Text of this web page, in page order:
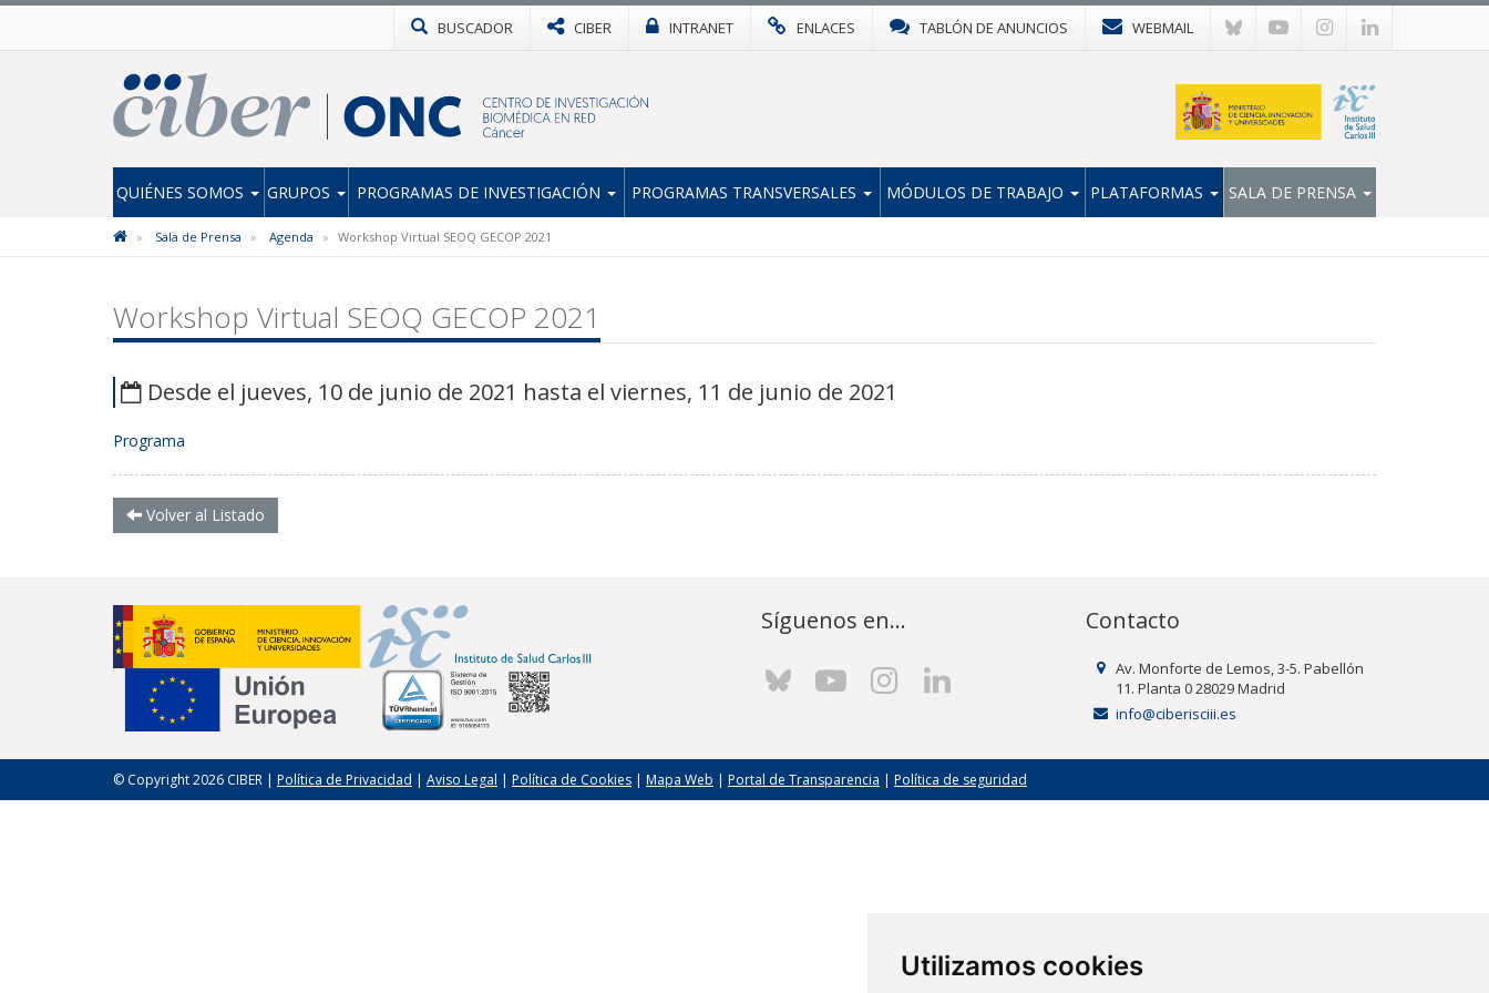
Utilizamos cookies
BUSCADOR CIBER INTRANET ENLACES TABLÓN DE ANUNCIOS WEBMAIL
QUIÉNES SOMOS GRUPOS PROGRAMAS DE INVESTIGACIÓN PROGRAMAS TRANSVERSALES MÓDULOS DE TRABAJO PLATAFORMAS SALA DE PRENSA
Sala de Prensa Agenda Workshop Virtual SEOQ GECOP 2021
Workshop Virtual SEOQ GECOP 2021
Desde el jueves, 10 de junio de 2021 hasta el viernes, 11 de junio de 2021
Programa
Volver al Listado
Síguenos en... Contacto
Av. Monforte de Lemos, 3-5. Pabellón
11. Planta 0 28029 Madrid
info@ciberisciii.es
© Copyright 2026 CIBER | Política de Privacidad | Aviso Legal | Política de Cookies | Mapa Web | Portal de Transparencia | Política de seguridad